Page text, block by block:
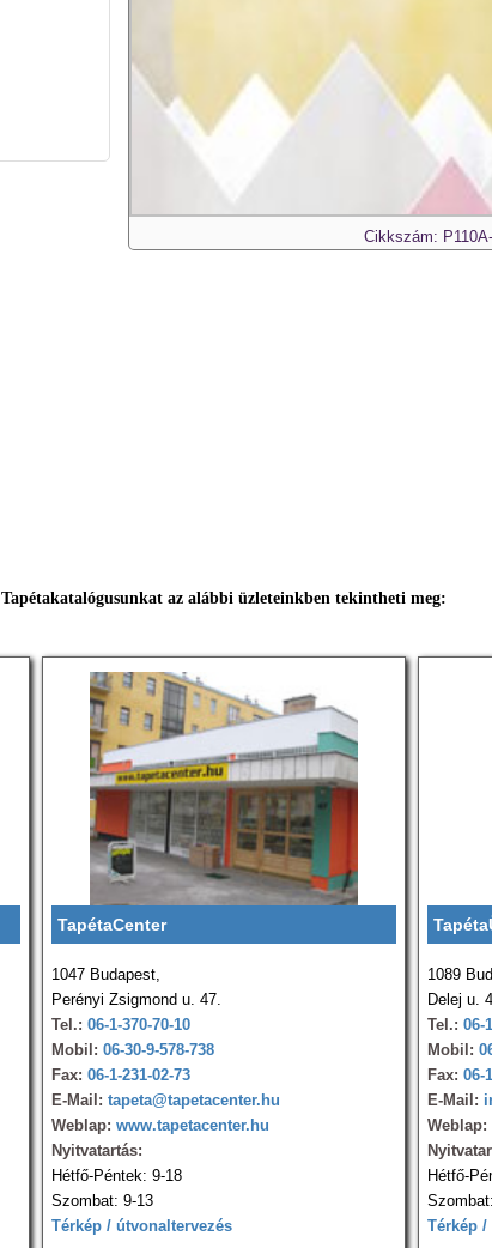
Cikkszám:
Tapétakatalógusunkat az alábbi üzleteinkben tekintheti meg:
TapétaCenter
1047 Budapest,
Perényi Zsigmond u. 47.
Tel.: 06-1-370-70-10
Mobil: 06-30-9-578-738
Fax: 06-1-231-02-73
E-Mail: tapeta@tapetacenter.hu
Weblap: www.tapetacenter.hu
Nyitvatartás:
Hétfő-Péntek: 9-18
Szombat: 9-13
Térkép / útvonaltervezés
1089
Delej u.
Tel.: 06-
Mobil:
Fax: 06-
E-Mail:
Weblap:
Hétfő-
Térkép /